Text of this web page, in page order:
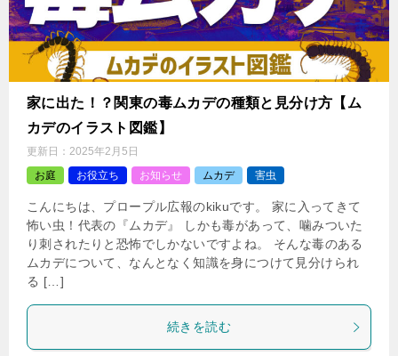
家に出た！？関東の毒ムカデの種類と見分け方【ム
カデのイラスト図鑑】
更新日： 2025年2月5日
お庭
お役立ち お知らせ ムカデ 害虫
こんにちは、プロープル広報のkikuです。 家に入ってきて
怖い虫！代表の『ムカデ』 しかも毒があって、噛みついた
り刺されたりと恐怖でしかないですよね。 そんな毒のある
ムカデについて、なんとなく知識を身につけて見分けられ
る […]
続きを読む